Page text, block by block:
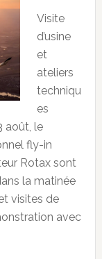
Visite
d’usine
et
ateliers
techniqu
es
août, le
fly-in
Rotax sont
la matinée
visites de
avec